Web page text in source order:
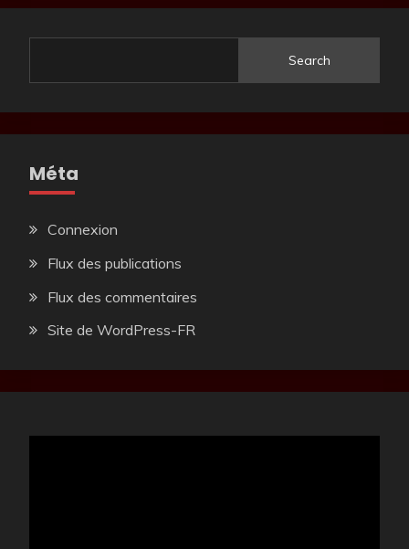
Search
Méta
Connexion
Flux des publications
Flux des commentaires
Site de WordPress-FR